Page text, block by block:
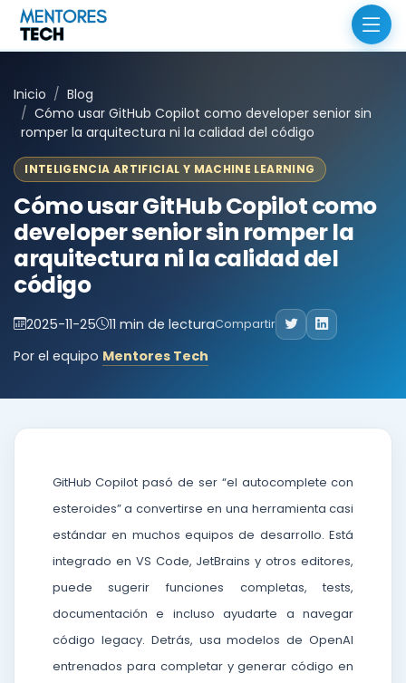
Inicio
Blog
Cómo usar GitHub Copilot como developer senior sin
romper la arquitectura ni la calidad del código
INTELIGENCIA ARTIFICIAL Y MACHINE LEARNING
Cómo usar GitHub Copilot como
developer senior sin romper la
arquitectura ni la calidad del
código
2025-11-25 11 min de lecturaCompartir
Por el equipo Mentores Tech
GitHub Copilot pasó de ser “el autocomplete con
esteroides” a convertirse en una herramienta casi
estándar en muchos equipos de desarrollo. Está
integrado en VS Code, JetBrains y otros editores,
puede sugerir funciones completas, tests,
documentación e incluso ayudarte a navegar
código legacy. Detrás, usa modelos de OpenAI
entrenados para completar y generar código en